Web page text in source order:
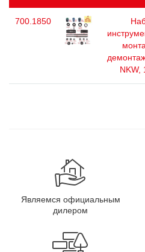
700.1850
NKW,
Являемся официальным
дилером